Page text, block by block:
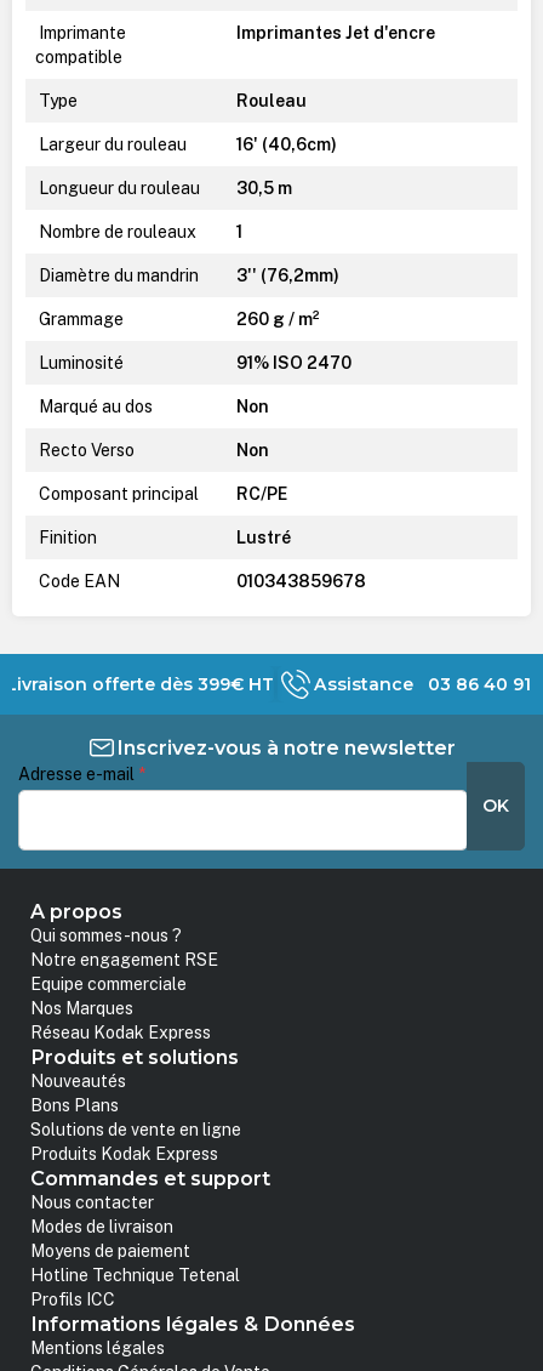
Imprimante
compatible
Imprimantes Jet d'encre
Type Rouleau
Largeur du rouleau 16' (40,6cm)
Longueur du rouleau 30,5 m
Nombre de rouleaux 1
Diamètre du mandrin 3'' (76,2mm)
Grammage 260 g / m²
Luminosité 91% ISO 2470
Marqué au dos Non
Recto Verso Non
Composant principal RC/PE
Finition Lustré
Code EAN 010343859678
Livraison offerte dès 399€ HT Assistance 03 86 40 91
Inscrivez-vous à notre newsletter
Adresse e-mail *
OK
A propos
Qui sommes-nous ?
Notre engagement RSE
Equipe commerciale
Nos Marques
Réseau Kodak Express
Produits et solutions
Nouveautés
Bons Plans
Solutions de vente en ligne
Produits Kodak Express
Commandes et support
Nous contacter
Modes de livraison
Moyens de paiement
Hotline Technique Tetenal
Profils ICC
Informations légales & Données
Mentions légales